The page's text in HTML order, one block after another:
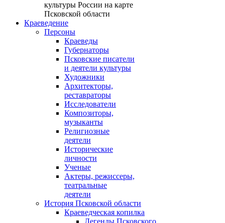
культуры России на карте
Псковской области
Краеведение
Персоны
Краеведы
Губернаторы
Псковские писатели
и деятели культуры
Художники
Архитекторы,
реставраторы
Исследователи
Композиторы,
музыканты
Религиозные
деятели
Исторические
личности
Ученые
Актеры, режиссеры,
театральные
деятели
История Псковской области
Краеведческая копилка
Легенды Псковского